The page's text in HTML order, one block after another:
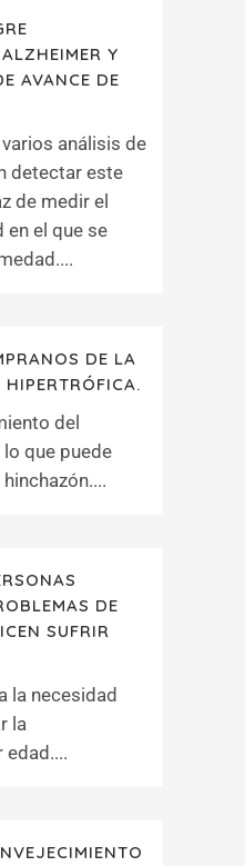
Y
AVANCE DE
análisis de
detectar este
de medir el
en el que se
DE LA
del
que puede
DE
SUFRIR
la necesidad
la